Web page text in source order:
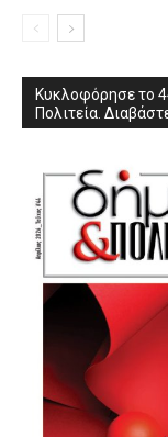
Κυκλοφόρησε το
Πολιτεία.